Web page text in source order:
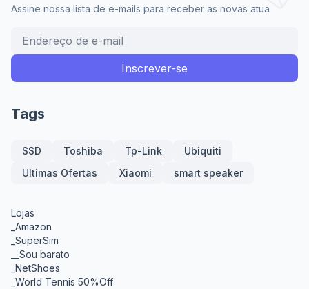
Assine nossa lista de e-mails para receber as novas atua
Tags
SSD Toshiba Tp-Link
Ubiquiti
Ultimas Ofertas
Xiaomi smart speaker
Lojas
_Amazon
_SuperSim
__Sou barato
_NetShoes
_World Tennis 50%Off